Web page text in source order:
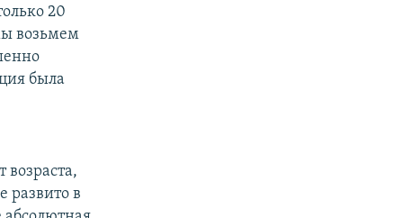
20
возьмем
была
возраста,
развито в